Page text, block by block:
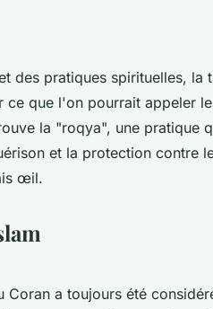
pour
la
des pratiques spirituelles, la
que l'on pourrait appeler
la "roqya", une pratique
et la protection contre
œil.
a toujours été